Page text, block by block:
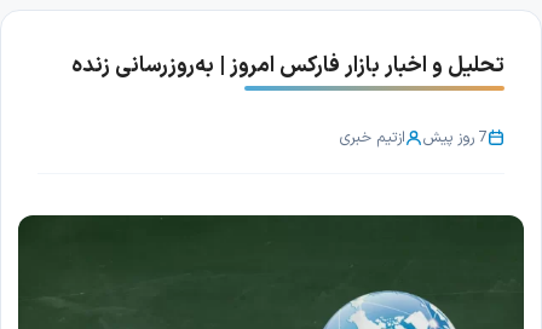
تحلیل و اخبار بازار فارکس امروز | به‌روزرسانی زنده
7 روز پیش ازتیم خبری